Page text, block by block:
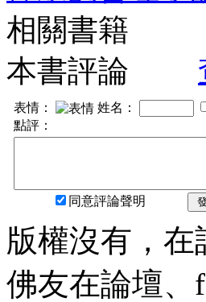
相關書籍
本書評論
表情： 姓名：
點評：
同意評論聲明
版權沒有，
佛友在論壇、